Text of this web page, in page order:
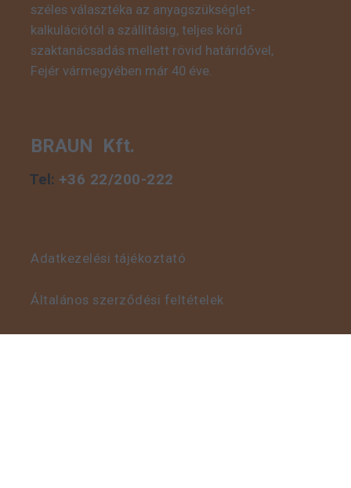
széles választéka az anyagszükséglet-
kalkulációtól a szállításig, teljes körű
szaktanácsadás mellett rövid határidővel,
Fejér vármegyében már 40 éve.
BRAUN Kft.
Tel: +36 22/200-222
Adatkezelési tájékoztató
Általános szerződési feltételek